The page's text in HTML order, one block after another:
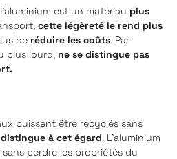
est un matériau plus
cette légèreté le rend plus
de réduire les coûts. Par
plus lourd, ne se distingue pas
puissent être recyclés sans
à cet égard. L'aluminium
perdre les propriétés du